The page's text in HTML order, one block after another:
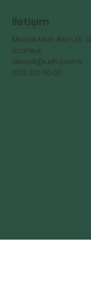
iletişim
Maslak Mah. Bilim Sk.
İstanbul
destek@uvh.com.tr
0212 220 00 00